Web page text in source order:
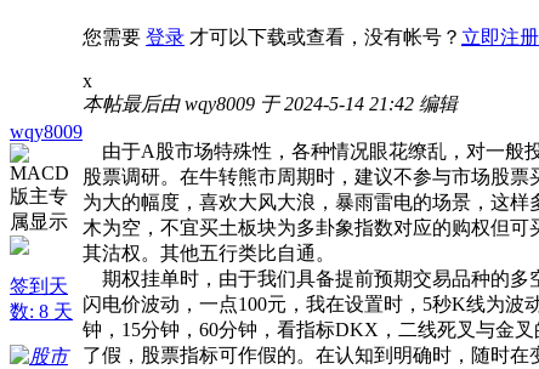
wqy8009
签到天
数: 8 天
您需要 登录 才可以下载或查看，没有帐号？ 立即注册
x
本帖最后由 wqy8009 于 2024-5-14 21:42 编辑
由于A股市场特殊性，各种情况眼花缭乱，对一般
股票调研。在牛转熊市周期时，建议不参与市场股
为大的幅度，喜欢大风大浪，暴雨雷电的场景，这
木为空，不宜买土板块为多卦象指数对应的购权但
其沽权。其他五行类比自通。
期权挂单时，由于我们具备提前预期交易品种的多
闪电价波动，一点100元，我在设置时，5秒K线为
钟，15分钟，60分钟，看指标DKX，二线死叉与金
了假，股票指标可作假的。在认知到明确时，随时在